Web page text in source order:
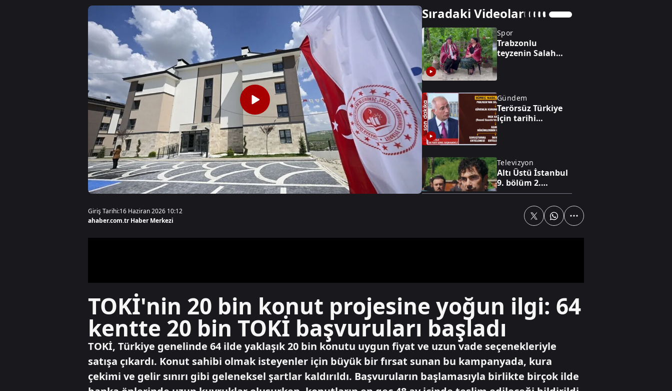
Sıradaki Videolar
Spor
Trabzonlu
teyzenin Salah
Gündem
Terörsüz Türkiye
için tarihi
ihtiyacımız yok,
sorunlarımızı
kendimiz çözeriz”
Televizyon
Altı Üstü İstanbul
9. bölüm 2.
fragmanı
Husiler Marib'i
Denize ulaşmaya
çalışan yavru
caretta ateşte can
Yaşam
Ümraniye’de 3
katlı binanın
balkonu çöktü
Giriş Tarihi:16 Haziran 2026 10:12
ahaber.com.tr Haber Merkezi
TOKİ'nin 20 bin konut projesine yoğun ilgi: 64
kentte 20 bin TOKİ başvuruları başladı
TOKİ, Türkiye genelinde 64 ilde yaklaşık 20 bin konutu uygun fiyat ve uzun vade seçenekleriyle
satışa çıkardı. Konut sahibi olmak isteyenler için büyük bir fırsat sunan bu kampanyada, kura
çekimi ve gelir sınırı gibi geleneksel şartlar kaldırıldı. Başvuruların başlamasıyla birlikte birçok ilde